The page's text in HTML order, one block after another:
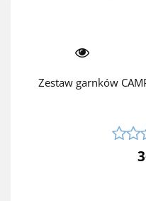
Zestaw garnków